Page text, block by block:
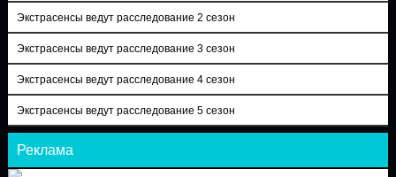
Экстрасенсы ведут расследование 2 сезон
Экстрасенсы ведут расследование 3 сезон
Экстрасенсы ведут расследование 4 сезон
Экстрасенсы ведут расследование 5 сезон
Реклама